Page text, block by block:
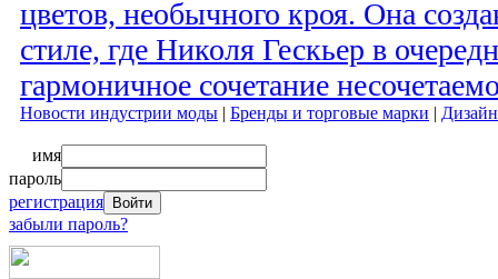
цветов, необычного кроя. Она
стиле, где Николя Гескьер в
гармоничное сочетание
Новости индустрии моды | Бренды и торговые марки |
имя
пароль
регистрация
забыли пароль?